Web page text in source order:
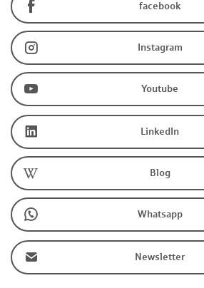
facebook
Instagram
Youtube
LinkedIn
Blog
Whatsapp
Newsletter